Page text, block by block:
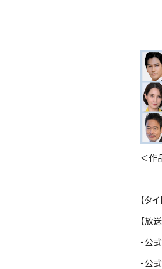
＜作
【タ
【放
・公
・公